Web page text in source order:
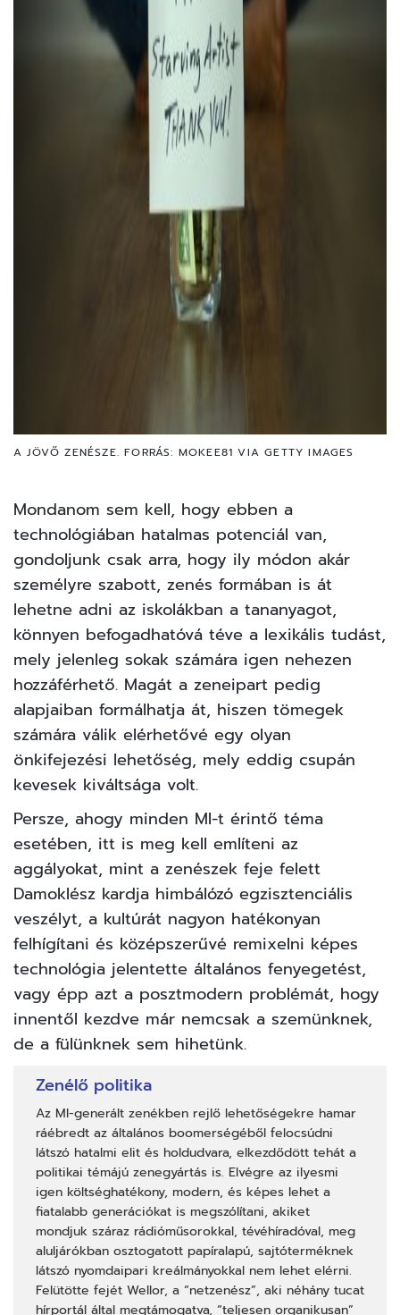
A JÖVŐ ZENÉSZE. FORRÁS: MOKEE81 VIA GETTY IMAGES
Mondanom sem kell, hogy ebben a
technológiában hatalmas potenciál van,
gondoljunk csak arra, hogy ily módon akár
személyre szabott, zenés formában is át
lehetne adni az iskolákban a tananyagot,
könnyen befogadhatóvá téve a lexikális tudást,
mely jelenleg sokak számára igen nehezen
hozzáférhető. Magát a zeneipart pedig
alapjaiban formálhatja át, hiszen tömegek
számára válik elérhetővé egy olyan
önkifejezési lehetőség, mely eddig csupán
kevesek kiváltsága volt.
Persze, ahogy minden MI-t érintő téma
esetében, itt is meg kell említeni az
aggályokat, mint a zenészek feje felett
Damoklész kardja himbálózó egzisztenciális
veszélyt, a kultúrát nagyon hatékonyan
felhígítani és középszerűvé remixelni képes
technológia jelentette általános fenyegetést,
vagy épp azt a posztmodern problémát, hogy
innentől kezdve már nemcsak a szemünknek,
de a fülünknek sem hihetünk.
Zenélő politika
Az MI-generált zenékben rejlő lehetőségekre hamar
ráébredt az általános boomerségéből felocsúdni
látszó hatalmi elit és holdudvara, elkezdődött tehát a
politikai témájú zenegyártás is. Elvégre az ilyesmi
igen költséghatékony, modern, és képes lehet a
fiatalabb generációkat is megszólítani, akiket
mondjuk száraz rádióműsorokkal, tévéhíradóval, meg
aluljárókban osztogatott papíralapú, sajtóterméknek
látszó nyomdaipari kreálmányokkal nem lehet elérni.
Felütötte fejét Wellor, a “netzenész”, aki néhány tucat
hírportál által megtámogatva, “teljesen organikusan”